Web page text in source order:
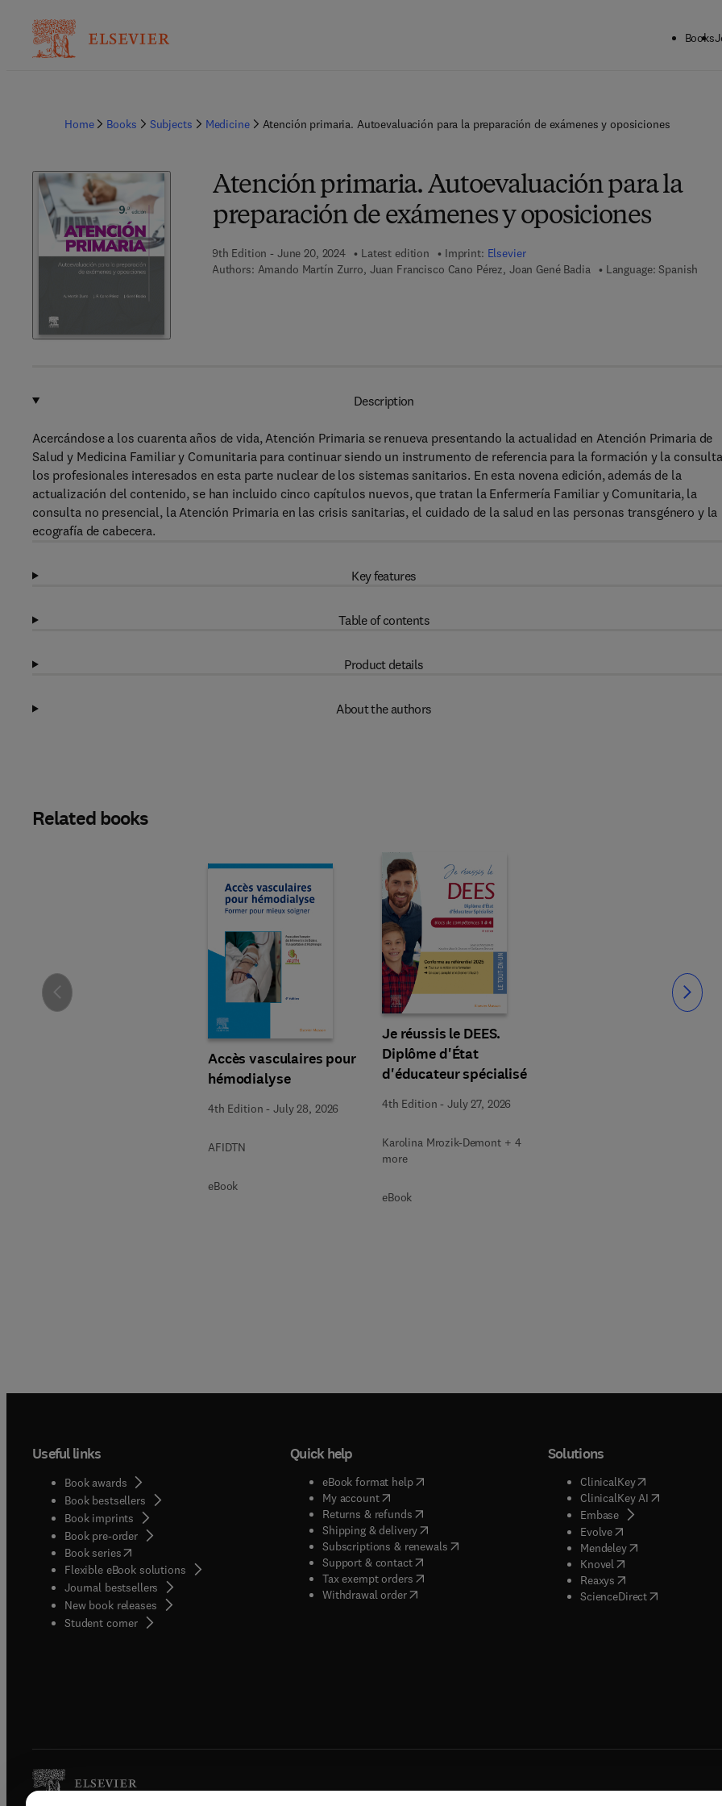
Books
Home Books Subjects Medicine Atención primaria. Autoevaluación para la preparación de exámenes y oposiciones
Atención primaria. Autoevaluación para la
preparación de exámenes y oposiciones
9th Edition - June 20, 2024 Latest edition Imprint: Elsevier
Authors: Amando Martín Zurro, Juan Francisco Cano Pérez, Joan Gené Badia Language: Spanish
Description
Acercándose a los cuarenta años de vida, Atención Primaria se renueva presentando la actualidad en Atención Primaria de
Salud y Medicina Familiar y Comunitaria para continuar siendo un instrumento de referencia para la formación y la
los profesionales interesados en esta parte nuclear de los sistemas sanitarios. En esta novena edición, además de la
actualización del contenido, se han incluido cinco capítulos nuevos, que tratan la Enfermería Familiar y Comunitaria, la
consulta no presencial, la Atención Primaria en las crisis sanitarias, el cuidado de la salud en las personas transgénero y la
ecografía de cabecera.
Key features
Table of contents
Product details
About the authors
Related books
Accès vasculaires pour
hémodialyse
4th Edition -July 28, 2026
AFIDTN
eBook
Je réussis le DEES.
Diplôme d'État
d'éducateur spécialisé
4th Edition -July 27, 2026
Karolina Mrozik-Demont + 4
more
eBook
Slide Slide
Useful links
Book awards
Book bestsellers
Book imprints
Book pre-order
Book series(opens in new tab/window
Flexible eBook solutions
Journal bestsellers
New book releases
Student corner( opens in new tab/window
Quick help
eBook format help( opens in new tab/window
My account( opens in new tab/window
Returns & refunds( opens in new tab/window
Shipping & delivery(opens in new tab/window
Subscriptions & renewals( opens in new tab/window
)
Support & contact( opens in new tab/window
Tax exempt orders( opens in new tab/window
Withdrawal order
Solutions
ClinicalKey(opens in new
ClinicalKey AI( opens in
Embase(
opens in new tab/
Evolve( opens in new tab/
Mendeley( opens in new tab/
Knovel opens in new tab/
Reaxys opens in new tab/
ScienceDirect( opens in new